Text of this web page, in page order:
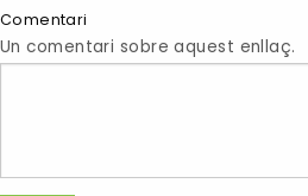
Comentari
Un comentari sobre aquest enllaç.